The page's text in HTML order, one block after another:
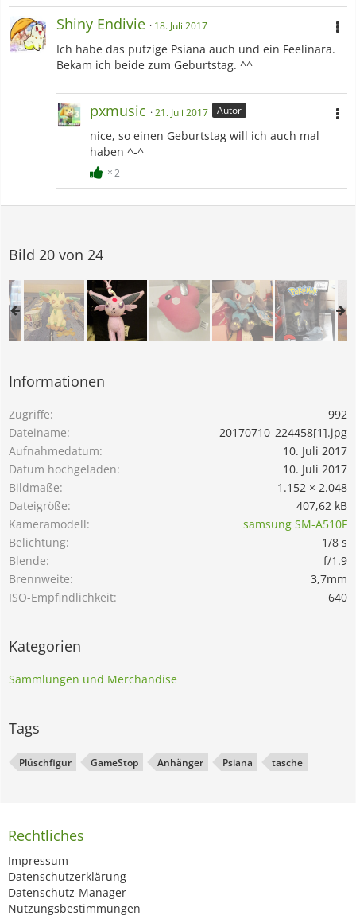
Shiny Endivie 18. Juli 2017
Ich habe das putzige Psiana auch und ein Feelinara.
Bekam ich beide zum Geburtstag. ^^
pxmusic 21. Juli 2017 Autor
nice, so einen Geburtstag will ich auch mal
haben ^-^
2
Bild 20 von 24
Informationen
Zugriffe
992
Dateiname
20170710_224458[1].jpg
Aufnahmedatum
10. Juli 2017
Datum hochgeladen
10. Juli 2017
Bildmaße
1.152 × 2.048
Dateigröße
407,62 kB
Kameramodell
samsung SM-A510F
Belichtung
1/8 s
Blende
f/1.9
Brennweite
3,7mm
ISO-Empfindlichkeit
640
Kategorien
Sammlungen und Merchandise
Tags
Plüschfigur GameStop Anhänger Psiana tasche
Rechtliches
Impressum
Datenschutzerklärung
Datenschutz-Manager
Nutzungsbestimmungen